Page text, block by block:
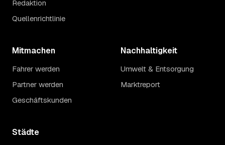
Redaktion
Quellenrichtlinie
Mitmachen
Fahrer werden
Partner werden
Geschäftskunden
Nachhaltigkeit
Umwelt & Entsorgung
Marktreport
Städte